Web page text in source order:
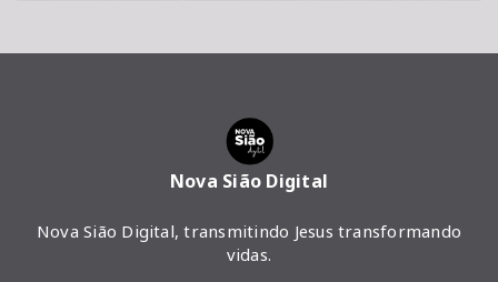
Nova Sião Digital
Nova Sião Digital, transmitindo Jesus transformando
vidas.